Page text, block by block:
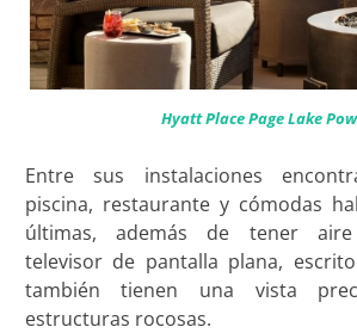
Hyatt Place Page Lake
Entre sus instalaciones
piscina, restaurante y cómodas
últimas, además de tener aire
televisor de pantalla plana,
también tienen una vista
estructuras rocosas.